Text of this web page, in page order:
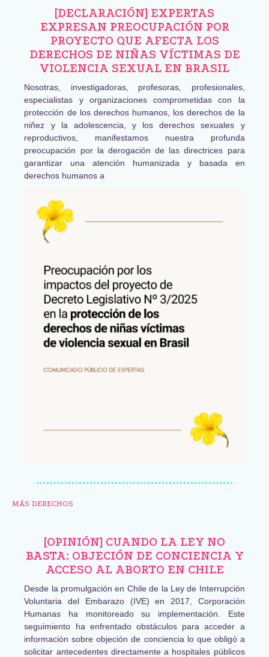
[DECLARACIÓN] EXPERTAS
EXPRESAN PREOCUPACIÓN POR
PROYECTO QUE AFECTA LOS
DERECHOS DE NIÑAS VÍCTIMAS DE
VIOLENCIA SEXUAL EN BRASIL
Nosotras, investigadoras, profesoras, profesionales,
especialistas y organizaciones comprometidas con la
protección de los derechos humanos, los derechos de la
niñez y la adolescencia, y los derechos sexuales y
reproductivos, manifestamos nuestra profunda
preocupación por la derogación de las directrices para
garantizar una atención humanizada y basada en
derechos humanos a
MÁS DERECHOS
[OPINIÓN] CUANDO LA LEY NO
BASTA: OBJECIÓN DE CONCIENCIA Y
ACCESO AL ABORTO EN CHILE
Desde la promulgación en Chile de la Ley de Interrupción
Voluntaria del Embarazo (IVE) en 2017, Corporación
Humanas ha monitoreado su implementación. Este
seguimiento ha enfrentado obstáculos para acceder a
información sobre objeción de conciencia lo que obligó a
solicitar antecedentes directamente a hospitales públicos